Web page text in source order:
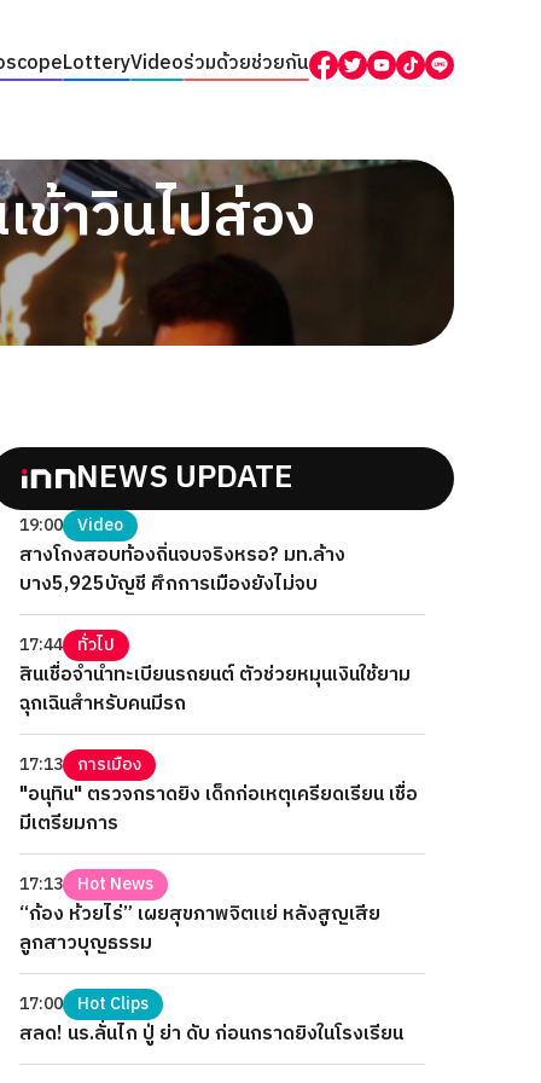
LotteryVideoร่วมด้วยช่วยกัน
ข้าวินไปส่อง
NEWS UPDATE
19:00 Video
สางโกงสอบท้องถิ่นจบจริงหรอ? มท.ล้าง
บาง5,925บัญชี ศึกการเมืองยังไม่จบ
17:44 ทั่วไป
สินเชื่อจำนำทะเบียนรถยนต์ ตัวช่วยหมุนเงินใช้ยาม
ฉุกเฉินสำหรับคนมีรถ
17:13 การเมือง
"อนุทิน" ตรวจกราดยิง เด็กก่อเหตุเครียดเรียน เชื่อ
มีเตรียมการ
17:13 Hot News
“ก้อง ห้วยไร่” เผยสุขภาพจิตแย่ หลังสูญเสีย
ลูกสาวบุญธรรม
17:00 Hot Clips
สลด! นร.ลั่นไก ปู่ ย่า ดับ ก่อนกราดยิงในโรงเรียน